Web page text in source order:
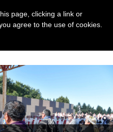
De Los
page, clicking a link or
agree to the use of cookies.